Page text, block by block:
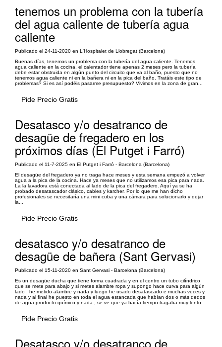
tenemos un problema con la tubería
del agua caliente de tubería agua
caliente
Publicado el 24-11-2020 en L'Hospitalet de Llobregat (Barcelona)
Buenas días, tenemos un problema con la tubería del agua caliente. Tenemos
agua caliente en la cocina, el calentador tiene apenas 2 meses pero la tubería
debe estar obstruida en algún punto del circuito que va al baño, puesto que no
tenemos agua caliente ni en la bañera ni en la pica del baño. Tratáis este tipo de
problemas? Si es así podéis pasarme presupuesto? Vivimos en la zona de gran...
Pide Precio Gratis
Desatasco y/o desatranco de
desagüe de fregadero en los
próximos días (El Putget i Farró)
Publicado el 11-7-2025 en El Putget i Farró - Barcelona (Barcelona)
El desagüe del fregadero ya no traga hace meses y esta semana empezó a volver
agua a la pica de la cocina. Hace ya meses que no utilizamos esa pica para nada.
La la lavadora está conectada al lado de la pica del fregadero. Aquí ya se ha
probado desatascador clásico, cables y karcher. Por lo que me han dicho
profesionales se necesitaría una mini cuba y una cámara para solucionarlo y dejar
la...
Pide Precio Gratis
desatasco y/o desatranco de
desagüe de bañera (Sant Gervasi)
Publicado el 15-11-2020 en Sant Gervasi - Barcelona (Barcelona)
Es un desagüe ducha que tiene forma cuadrada y en el centro un tubo cilíndrico
que se mete para abajo y si metes alambre ropa y supongo hace curva para algún
lado , he metido alambre y nada y luego he usado desatascado e muchas veces y
nada y al final he puesto en toda el agua estancada que habían dos o más dedos
de agua producto químico y nada , se ve que ya hacía tiempo tragaba muy lento .
Pide Precio Gratis
Desatasco y/o desatranco de